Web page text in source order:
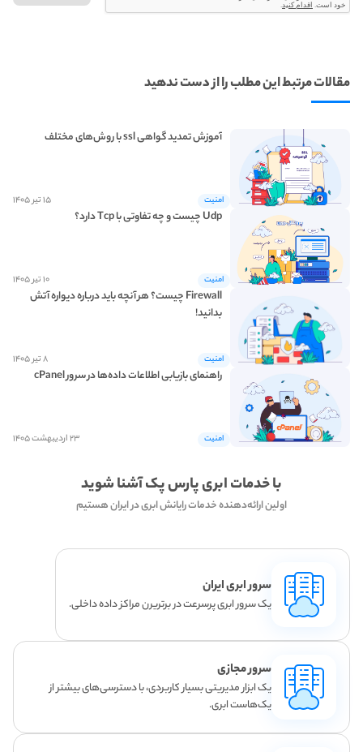
مقالات مرتبط این مطلب را از دست ندهید
امنیت ۱۵ تیر ۱۴۰۵
آموزش تمدید گواهی ssl با روش‌های مختلف
امنیت ۱۰ تیر ۱۴۰۵
Udp چیست و چه تفاوتی با Tcp دارد؟
امنیت ۸ تیر ۱۴۰۵
Firewall چیست؟ هر آنچه باید درباره دیواره آتش
بدانید!
امنیت ۲۳ اردیبهشت ۱۴۰۵
راهنمای بازیابی اطلاعات داده‌ها در سرور cPanel
با خدمات ابری پارس پک آشنا شوید
اولین ارائه‌دهنده خدمات رایانش ابری در ایران هستیم
سرور ابری ایران
یک سرور ابری پرسرعت در برتریرن مراکز داده داخلی.
سرور مجازی
یک ابزار مدیریتی بسیار کاربردی، با دسترسی‌های بیشتر از
یک‌هاست ابری.